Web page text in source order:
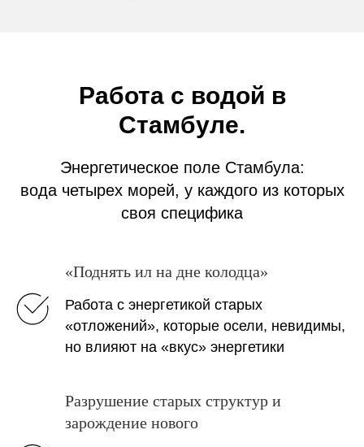
Работа с водой в
Стамбуле.
Энергетическое поле Стамбула:
вода четырех морей, у каждого из которых
своя специфика
«Поднять ил на дне колодца»
Работа с энергетикой старых
«отложений», которые осели, невидимы,
но влияют на «вкус» энергетики
Разрушение старых структур и
зарождение нового